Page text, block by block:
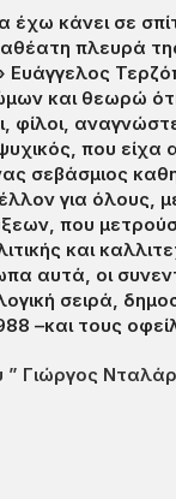
έχω κάνει σε
πλευρά
Ευάγγελος
και θεωρώ
φίλοι,
που είχα
σεβάσμιος
για όλους,
που
και
οι
σειρά,
–και τους
” Γιώργος